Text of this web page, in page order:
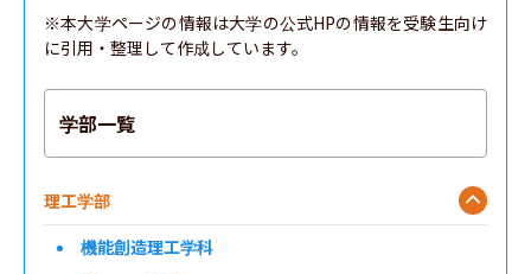
※本大学ページの情報は大学の公式HPの情報を受験生向け
に引用・整理して作成しています。
学部一覧
理工学部
機能創造理工学科